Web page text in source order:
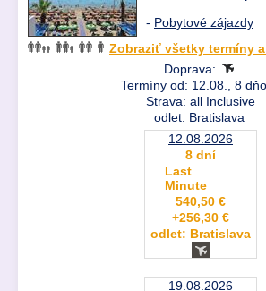
- Pobytové zájazdy
Zobraziť všetky termíny
Doprava:
Termíny od: 12.08., 8
Strava: all Inclusive
odlet: Bratislava
12.08.2026
8 dní
Last
Minute
540,50 €
+256,30 €
odlet: Bratislava
19.08.2026